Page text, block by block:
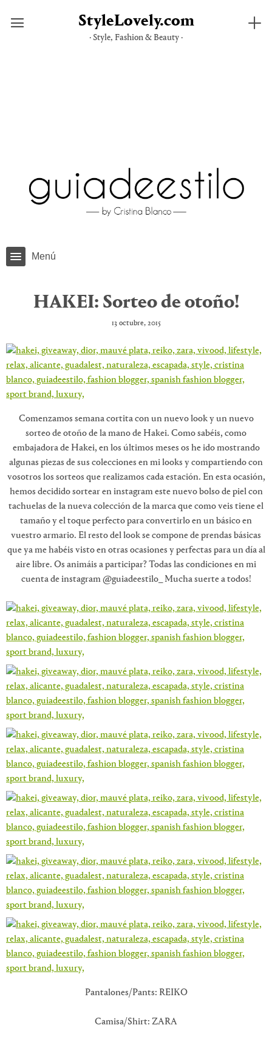
StyleLovely.com
· Style, Fashion & Beauty ·
Menú
HAKEI: Sorteo de otoño!
13 octubre, 2015
Comenzamos semana cortita con un nuevo look y un nuevo
sorteo de otoño de la mano de Hakei. Como sabéis, como
embajadora de Hakei, en los últimos meses os he ido mostrando
algunas piezas de sus colecciones en mi looks y compartiendo con
vosotros los sorteos que realizamos cada estación. En esta ocasión,
hemos decidido sortear en instagram este nuevo bolso de piel con
tachuelas de la nueva colección de la marca que como veis tiene el
tamaño y el toque perfecto para convertirlo en un básico en
vuestro armario. El resto del look se compone de prendas básicas
que ya me habéis visto en otras ocasiones y perfectas para un día al
aire libre. Os animáis a participar? Todas las condiciones en mi
cuenta de instagram @guiadeestilo_ Mucha suerte a todos!
Pantalones/Pants: REIKO
Camisa/Shirt: ZARA